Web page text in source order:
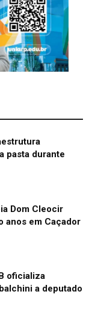
pasta durante
Dom Cleocir
anos em Caçador
oficializa
a deputado